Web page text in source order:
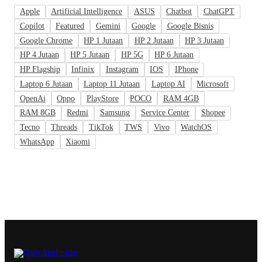
Apple Artificial Intelligence ASUS Chatbot
ChatGPT
Copilot
Featured Gemini Google
Google Bisnis
Google Chrome
HP 1 Jutaan HP 2 Jutaan
HP 3 Jutaan
HP 4 Jutaan
HP 5 Jutaan HP 5G
HP 6 Jutaan
HP Flagship
Infinix Instagram IOS
IPhone
Laptop 6 Jutaan
Laptop 11 Jutaan Laptop AI
Microsoft
OpenAi
Oppo PlayStore POCO
RAM 4GB
RAM 8GB
Redmi Samsung Service Center
Shopee
Tecno
Threads TikTok TWS Vivo
WatchOS
WhatsApp
Xiaomi